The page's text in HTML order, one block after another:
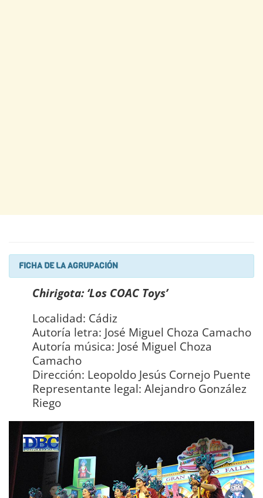
FICHA DE LA AGRUPACIÓN
Chirigota: ‘Los COAC Toys’
Localidad: Cádiz
Autoría letra: José Miguel Choza Camacho
Autoría música: José Miguel Choza
Camacho
Dirección: Leopoldo Jesús Cornejo Puente
Representante legal: Alejandro González
Riego